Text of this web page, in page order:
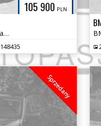
105 900 PLN
BMW 330i MPakiet Dravit Grau Hamulec M Bezwypadkowa Tylko 148tys km
148435
Sprzedany